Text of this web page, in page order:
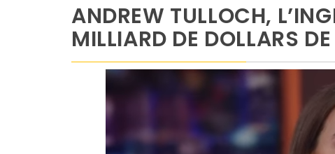
ANDREW TULLOCH,
MILLIARD DE DOLLARS